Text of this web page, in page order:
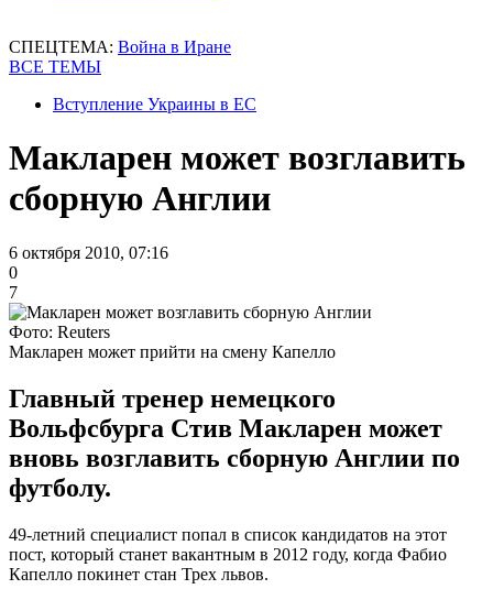
СПЕЦТЕМА: Война в Иране
ВСЕ ТЕМЫ
Вступление Украины в ЕС
Макларен может возглавить
сборную Англии
6 октября 2010, 07:16
0
7
Фото: Reuters
Макларен может прийти на смену Капелло
Главный тренер немецкого
Вольфсбурга Стив Макларен может
вновь возглавить сборную Англии по
футболу.
49-летний специалист попал в список кандидатов на этот
пост, который станет вакантным в 2012 году, когда Фабио
Капелло покинет стан Трех львов.